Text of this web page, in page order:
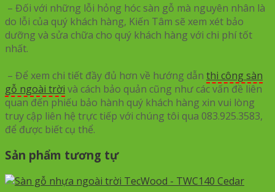
– Đối với những lỗi hỏng hóc sàn gỗ mà nguyên nhân là
do lỗi của quý khách hàng, Kiến Tâm sẽ xem xét bảo
dưỡng và sửa chữa cho quý khách hàng với chi phí tốt
nhất.
– Để xem chi tiết đầy đủ hơn về hướng dẫn thi công sàn
gỗ ngoài trời và cách bảo quản cũng như các vấn đề liên
quan đến phiếu bảo hành quý khách hàng xin vui lòng
truy cập liên hệ trực tiếp với chúng tôi qua 083.925.3583,
để được biết cụ thể.
Sản phẩm tương tự